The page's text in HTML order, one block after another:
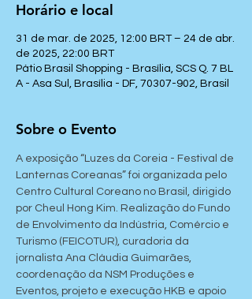
Horário e local
31 de mar. de 2025, 12:00 BRT – 24 de abr.
de 2025, 22:00 BRT
Pátio Brasil Shopping - Brasília, SCS Q. 7 BL
A - Asa Sul, Brasília - DF, 70307-902, Brasil
Sobre o Evento
A exposição “Luzes da Coreia - Festival de
Lanternas Coreanas” foi organizada pelo
Centro Cultural Coreano no Brasil, dirigido
por Cheul Hong Kim. Realização do Fundo
de Envolvimento da Indústria, Comércio e
Turismo (FEICOTUR), curadoria da
jornalista Ana Cláudia Guimarães,
coordenação da NSM Produções e
Eventos, projeto e execução HKB e apoio